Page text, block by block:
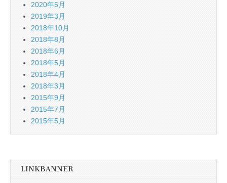
2020年5月
2019年3月
2018年10月
2018年8月
2018年6月
2018年5月
2018年4月
2018年3月
2015年9月
2015年7月
2015年5月
LINKBANNER